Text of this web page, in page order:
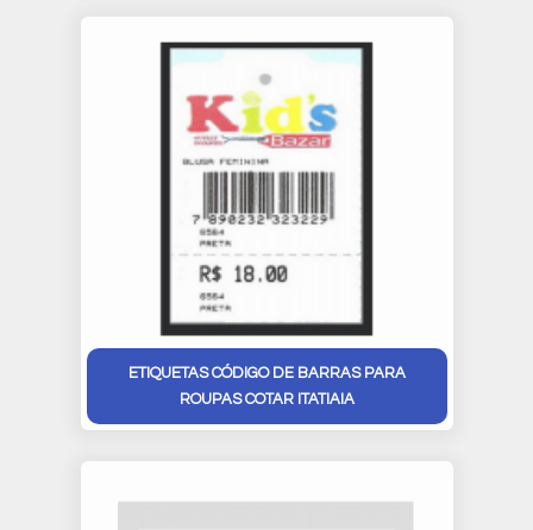
ETIQUETAS CÓDIGO DE BARRAS PARA
ROUPAS COTAR ITATIAIA